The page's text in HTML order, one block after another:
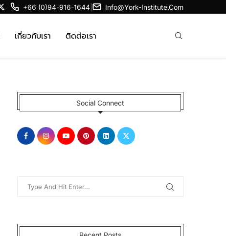
+66 (0)94-916-1644 Info@york-Institute.com
เกี่ยวกับเรา ติดต่อเรา
Social Connect